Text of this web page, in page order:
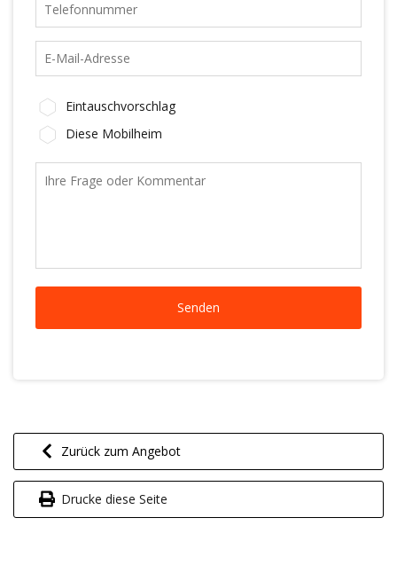
Eintauschvorschlag
Diese Mobilheim
Zurück zum Angebot
Drucke diese Seite